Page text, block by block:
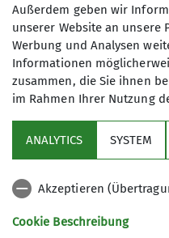
Anmeldung
bei Paul Hagg Tel.
WhatsApp
Außerdem geben wir
unserer Website an unsere
Werbung und Analysen
Informationen
zusammen, die Sie ihnen
im Rahmen Ihrer Nutzung
ANALYTICS SYSTEM
Akzeptieren
Cookie Beschreibung